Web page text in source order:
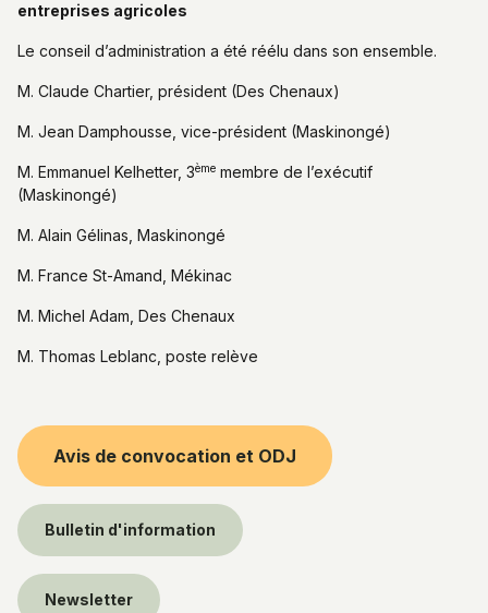
entreprises agricoles
Le conseil d’administration a été réélu dans son ensemble.
M. Claude Chartier, président (Des Chenaux)
M. Jean Damphousse, vice-président (Maskinongé)
M. Emmanuel Kelhetter, 3ème membre de l’exécutif
(Maskinongé)
M. Alain Gélinas, Maskinongé
M. France St-Amand, Mékinac
M. Michel Adam, Des Chenaux
M. Thomas Leblanc, poste relève
Avis de convocation et ODJ
Bulletin d'information
Newsletter